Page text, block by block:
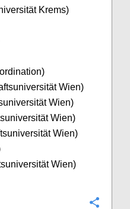
Krems)
Wien)
Wien)
Wien)
Wien)
Wien)